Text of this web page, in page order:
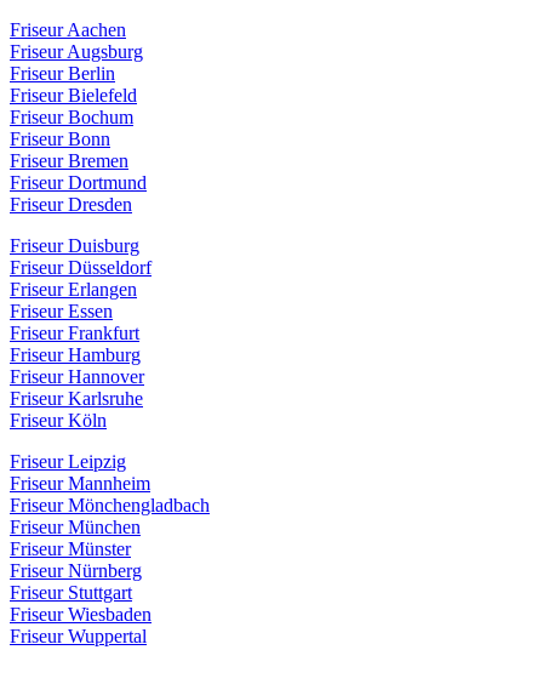
Friseur Aachen
Friseur Augsburg
Friseur Berlin
Friseur Bielefeld
Friseur Bochum
Friseur Bonn
Friseur Bremen
Friseur Dortmund
Friseur Dresden
Friseur Duisburg
Friseur Düsseldorf
Friseur Erlangen
Friseur Essen
Friseur Frankfurt
Friseur Hamburg
Friseur Hannover
Friseur Karlsruhe
Friseur Köln
Friseur Leipzig
Friseur Mannheim
Friseur Mönchengladbach
Friseur München
Friseur Münster
Friseur Nürnberg
Friseur Stuttgart
Friseur Wiesbaden
Friseur Wuppertal